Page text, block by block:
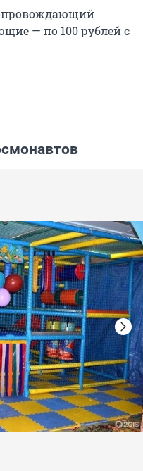
— по 100 рублей с